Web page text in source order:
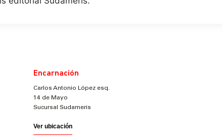
Encarnación
Carlos Antonio López esq.
14 de Mayo
Sucursal Sudameris
Ver ubicación